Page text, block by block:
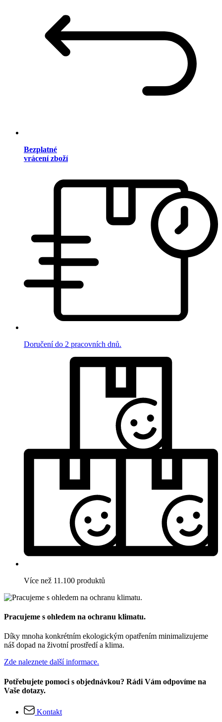
Bezplatné
vrácení zboží
Doručení do 2 pracovních dnů.
Více než 11.100 produktů
Pracujeme s ohledem na ochranu klimatu.
Díky mnoha konkrétním ekologickým opatřením minimalizujeme
náš dopad na životní prostředí a klima.
Zde naleznete další informace.
Potřebujete pomoci s objednávkou? Rádi Vám odpovíme na
Vaše dotazy.
Kontakt